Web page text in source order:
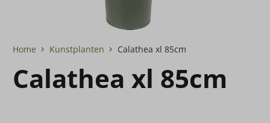
Home Kunstplanten Calathea xl 85cm
Calathea xl 85cm